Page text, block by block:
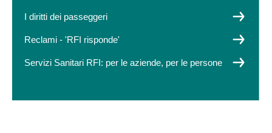
I diritti dei passeggeri
Reclami - 'RFI risponde'
Servizi Sanitari RFI: per le aziende, per le persone